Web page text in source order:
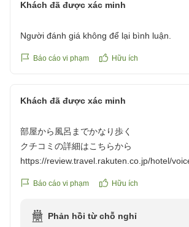
https://review.travel.rakuten.co.jp/hotel/
Khách đã được xác minh
Người đánh giá không để lại bình luận.
Báo cáo vi phạm Hữu ích
Khách đã được xác minh
部屋から風呂までかなり歩く
クチコミの詳細はこちらから
https://review.travel.rakuten.co.jp/hotel/
Báo cáo vi phạm Hữu ích
Phản hồi từ chỗ nghỉ